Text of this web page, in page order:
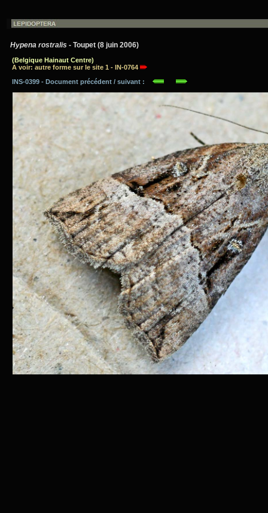
Hypena rostralis - Toupet (8 juin 2006)
(Belgique Hainaut Centre)
A voir: autre forme sur le site 1 - IN-0764
INS-0399 - Document précédent / suivant :